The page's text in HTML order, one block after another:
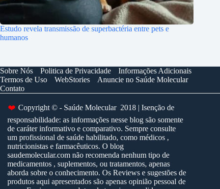
Estudo revela transmissão de superbactéria entre pets e
humanos
Sobre Nós Politica de Privacidade
Informações Adicionais
Termos de Uso
WebStories
Anuncie no Saúde Molecular
Contato
❤️ Copyright © - Saúde Molecular 2018 | Isenção de
responsabilidade: as informações nesse blog são somente
de caráter informativo e comparativo. Sempre consulte
um profissional de saúde habilitado, como médicos ,
nutricionistas e farmacêuticos. O blog
saudemolecular.com não recomenda nenhum tipo de
medicamentos , suplementos, ou tratamentos, apenas
aborda sobre o conhecimento. Os Reviews e sugestões de
produtos aqui apresentados são apenas opinião pessoal de